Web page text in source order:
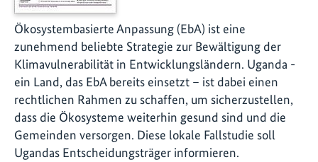
Ökosystembasierte Anpassung (EbA) ist eine
zunehmend beliebte Strategie zur Bewältigung der
Klimavulnerabilität in Entwicklungsländern. Uganda -
ein Land, das EbA bereits einsetzt – ist dabei einen
rechtlichen Rahmen zu schaffen, um sicherzustellen,
dass die Ökosysteme weiterhin gesund sind und die
Gemeinden versorgen. Diese lokale Fallstudie soll
Ugandas Entscheidungsträger informieren.